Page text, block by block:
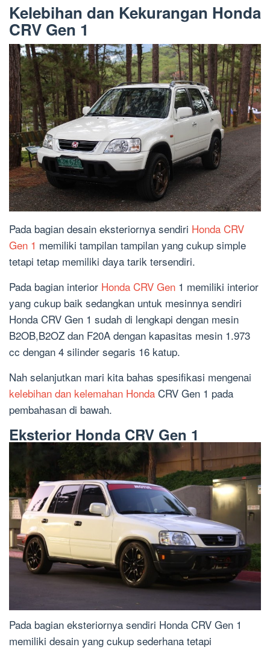
Kelebihan dan Kekurangan Honda
CRV Gen 1
Pada bagian desain eksteriornya sendiri Honda CRV
Gen 1 memiliki tampilan tampilan yang cukup simple
tetapi tetap memiliki daya tarik tersendiri.
Pada bagian interior Honda CRV Gen 1 memiliki interior
yang cukup baik sedangkan untuk mesinnya sendiri
Honda CRV Gen 1 sudah di lengkapi dengan mesin
B2OB,B2OZ dan F20A dengan kapasitas mesin 1.973
cc dengan 4 silinder segaris 16 katup.
Nah selanjutkan mari kita bahas spesifikasi mengenai
kelebihan dan kelemahan Honda CRV Gen 1 pada
pembahasan di bawah.
Eksterior Honda CRV Gen 1
Pada bagian eksteriornya sendiri Honda CRV Gen 1
memiliki desain yang cukup sederhana tetapi